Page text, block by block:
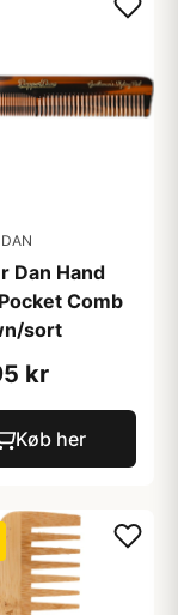
Dan Hand
Comb
sort
kr
Køb her